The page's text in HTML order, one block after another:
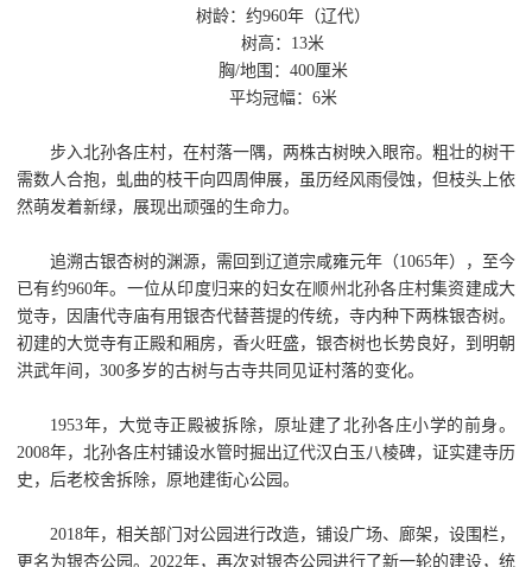
树龄：约960年（辽代）
树高：13米
胸/地围：400厘米
平均冠幅：6米
步入北孙各庄村，在村落一隅，两株古树映入眼帘。粗壮的树干
需数人合抱，虬曲的枝干向四周伸展，虽历经风雨侵蚀，但枝头上依
然萌发着新绿，展现出顽强的生命力。
追溯古银杏树的渊源，需回到辽道宗咸雍元年（1065年），至今
已有约960年。一位从印度归来的妇女在顺州北孙各庄村集资建成大
觉寺，因唐代寺庙有用银杏代替菩提的传统，寺内种下两株银杏树。
初建的大觉寺有正殿和厢房，香火旺盛，银杏树也长势良好，到明朝
洪武年间，300多岁的古树与古寺共同见证村落的变化。
1953年，大觉寺正殿被拆除，原址建了北孙各庄小学的前身。
2008年，北孙各庄村铺设水管时掘出辽代汉白玉八棱碑，证实建寺历
史，后老校舍拆除，原地建街心公园。
2018年，相关部门对公园进行改造，铺设广场、廊架，设围栏，
更名为银杏公园。2022年，再次对银杏公园进行了新一轮的建设，统